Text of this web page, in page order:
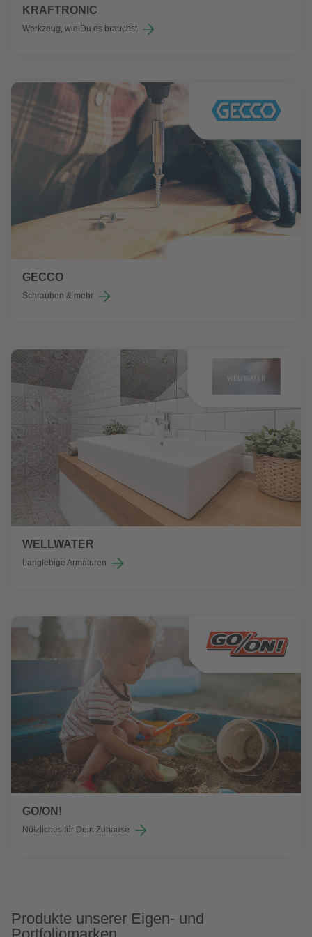
KRAFTRONIC
Werkzeug, wie Du es brauchst
GECCO
Schrauben & mehr
WELLWATER
Langlebige Armaturen
GO/ON!
Nützliches für Dein Zuhause
Produkte unserer Eigen- und